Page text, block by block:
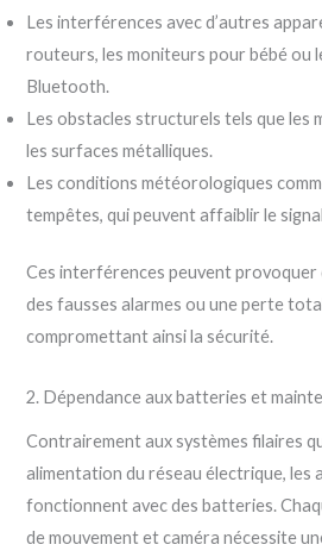
Les interférences avec d’autres
routeurs, les moniteurs pour bébé ou
Bluetooth.
Les obstacles structurels tels que les
les surfaces métalliques.
Les conditions météorologiques
tempêtes, qui peuvent affaiblir le
Ces interférences peuvent provoquer
des fausses alarmes ou une perte
compromettant ainsi la sécurité.
2. Dépendance aux batteries et
Contrairement aux systèmes filaires
alimentation du réseau électrique, les
fonctionnent avec des batteries.
de mouvement et caméra nécessite